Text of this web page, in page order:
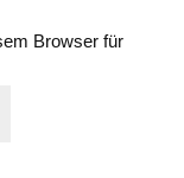
Browser für